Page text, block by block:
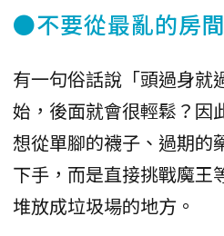
●不要從最亂的房
有一句俗話說「頭過身就
始，後面就會很輕鬆？因
想從單腳的襪子、過期的
下手，而是直接挑戰魔王
堆放成垃圾場的地方。